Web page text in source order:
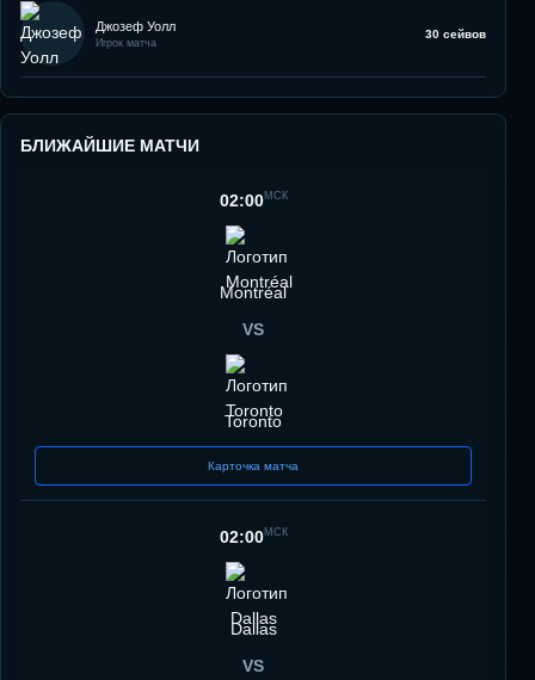
Джозеф Уолл
Игрок матча
30 сейвов
БЛИЖАЙШИЕ МАТЧИ
02:00МСК
Montréal
VS
Toronto
Карточка матча
02:00МСК
Dallas
VS